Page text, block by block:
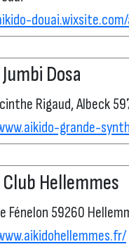
Dosa
Rigaud, Albeck
grande-
Hellemmes
Fénelon 59260